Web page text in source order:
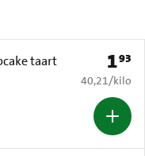
taart
Prijs:
193
€ 40,21 per
40,21/kilo